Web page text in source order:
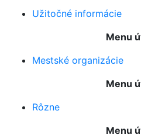
Užitočné informácie
Menu
Mestské organizácie
Menu
Rôzne
Menu